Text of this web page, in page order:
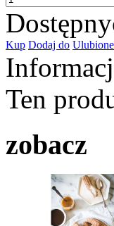
Kup Dodaj do Ulubione
Ten
zobacz